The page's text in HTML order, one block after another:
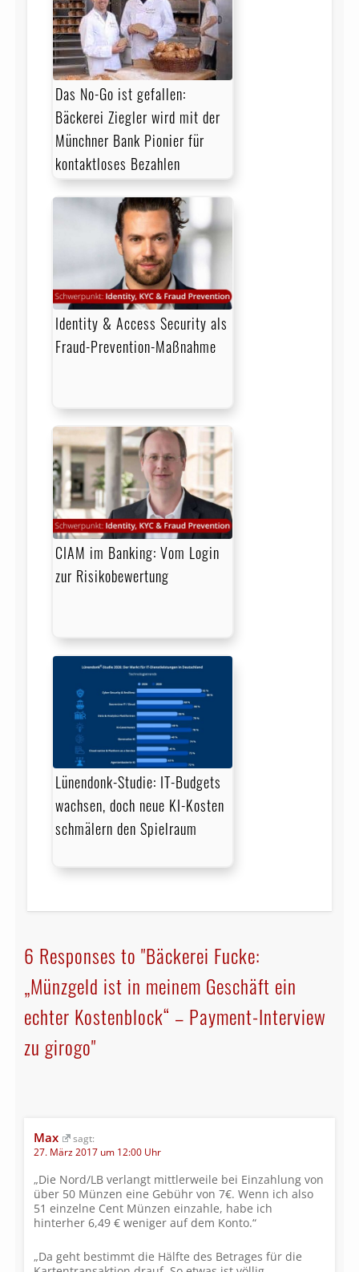
Das No-Go ist gefallen:
Bäckerei Ziegler wird mit der
Münchner Bank Pionier für
kontaktloses Bezahlen
Identity & Access Security als
Fraud-Prevention-Maßnahme
CIAM im Banking: Vom Login
zur Risikobewertung
Lünendonk-Studie: IT-Budgets
wachsen, doch neue KI-Kosten
schmälern den Spielraum
6 Responses to "Bäckerei Fucke:
„Münzgeld ist in meinem Geschäft ein
echter Kostenblock“ – Payment-Interview
zu girogo"
Max
sagt:
27. März 2017 um 12:00 Uhr
„Die Nord/LB verlangt mittlerweile bei Einzahlung von
über 50 Münzen eine Gebühr von 7€. Wenn ich also
51 einzelne Cent Münzen einzahle, habe ich
hinterher 6,49 € weniger auf dem Konto.“
„Da geht bestimmt die Hälfte des Betrages für die